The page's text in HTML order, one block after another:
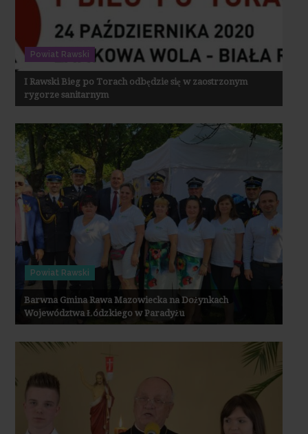
Powiat Rawski
I Rawski Bieg po Torach odbędzie się w zaostrzonym
rygorze sanitarnym
Powiat Rawski
Barwna Gmina Rawa Mazowiecka na Dożynkach
Województwa Łódzkiego w Paradyżu